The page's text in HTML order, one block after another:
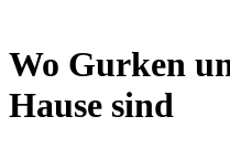
Wo Gurken
Hause sind